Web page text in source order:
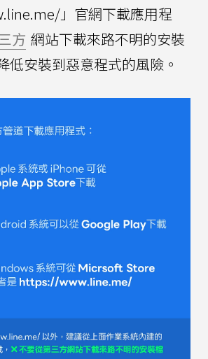
」官網下載應用程
方 網站下載來路不明的安裝
低安裝到惡意程式的風險。